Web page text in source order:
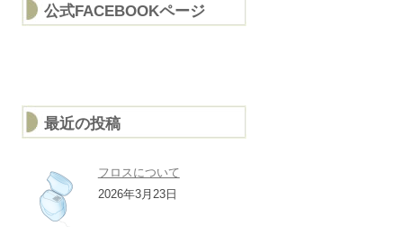
公式FACEBOOKページ
最近の投稿
フロスについて
2026年3月23日